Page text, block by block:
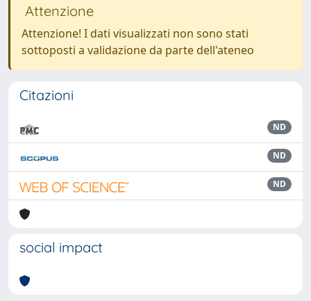
Attenzione
Attenzione! I dati visualizzati non sono stati
sottoposti a validazione da parte dell'ateneo
Citazioni
ND
ND
ND
social impact